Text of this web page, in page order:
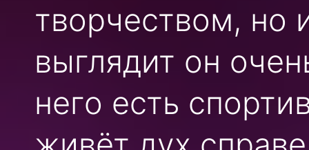
творчеством, но
выглядит он
него есть